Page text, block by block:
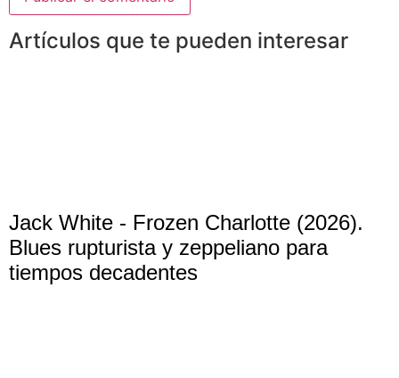
Artículos que te pueden interesar
Jack White - Frozen Charlotte (2026).
Blues rupturista y zeppeliano para
tiempos decadentes